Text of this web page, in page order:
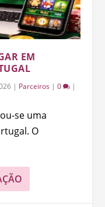
EM
| Parceiros |0 |
se uma
O